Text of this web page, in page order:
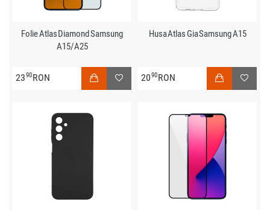
Folie Atlas Diamond Samsung
A15/A25
2390RON
Husa Atlas Gia Samsung A15
2090RON